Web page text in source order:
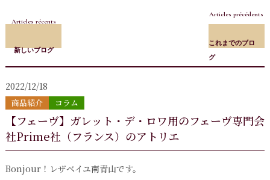
Articles récents
新しいブログ
Articles précédents
これまでのブロ
グ
2022/12/18
商品紹介 コラム
【フェーヴ】ガレット・デ・ロワ用のフェーヴ専門会
社Prime社（フランス）のアトリエ
Bonjour！レザベイユ南青山です。